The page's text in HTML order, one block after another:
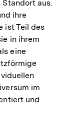
aus.
ihre
ist Teil des
in ihrem
eine
im
und